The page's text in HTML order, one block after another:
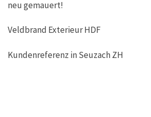
neu gemauert!
Veldbrand Exterieur HDF
Kundenreferenz in Seuzach ZH